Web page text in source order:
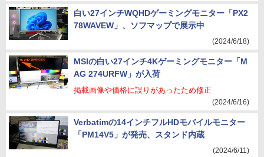
白い27インチWQHDゲーミングモニター「PX2
78WAVEW」、ソフマップで展示中
(2024/6/18)
MSIの白い27インチ4Kゲーミングモニター「M
AG 274URFW」が入荷
掲載画像や価格に誤りがあったため修正
(2024/6/16)
Verbatimの14インチフルHDモバイルモニター
「PM14V5」が発売、スタンド内蔵
(2024/6/11)